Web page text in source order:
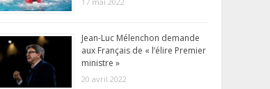
Jean-Luc Mélenchon demande
aux Français de « l’élire Premier
ministre »
20 avril 2022